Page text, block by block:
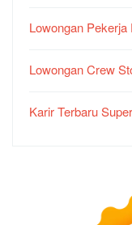
Lowongan
Lowongan Crew
Karir Terbaru